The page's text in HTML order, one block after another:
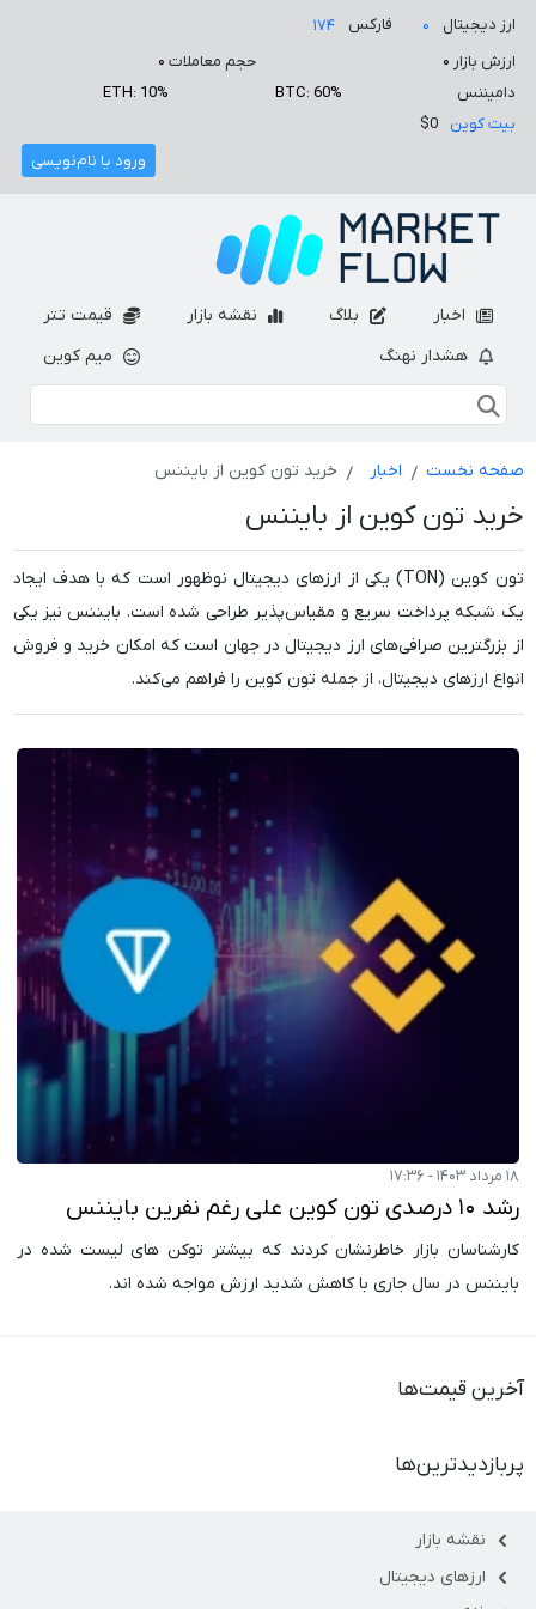
ارز دیجیتال ۰ فارکس
۱۷۴
ارزش بازار ۰ حجم معاملات ۰
دامیننس
BTC: 60%
ETH: 10%
بیت کوین
$0
ورود یا نام‌نویسی
اخبار بلاگ نقشه بازار
قیمت تتر
هشدار نهنگ
میم کوین
صفحه نخست اخبار خرید تون کوین از بایننس
خرید تون کوین از بایننس
تون کوین (TON) یکی از ارزهای دیجیتال نوظهور است که با هدف ایجاد
یک شبکه پرداخت سریع و مقیاس‌پذیر طراحی شده است. بایننس نیز یکی
از بزرگترین صرافی‌های ارز دیجیتال در جهان است که امکان خرید و فروش
انواع ارزهای دیجیتال، از جمله تون کوین را فراهم می‌کند.
۱۸ مرداد ۱۴۰۳ - ۱۷:۳۶
رشد ۱۰ درصدی تون کوین علی رغم نفرین بایننس
کارشناسان بازار خاطرنشان کردند که بیشتر توکن های لیست شده در
بایننس در سال جاری با کاهش شدید ارزش مواجه شده اند.
آخرین قیمت‌ها
پربازدیدترین‌ها
نقشه بازار
ارزهای دیجیتال